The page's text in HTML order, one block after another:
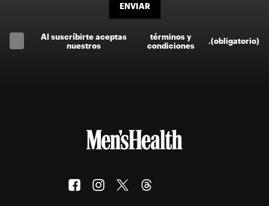
ENVIAR
Al suscríbirte aceptas
nuestros
términos y
condiciones
.(obligatorio)